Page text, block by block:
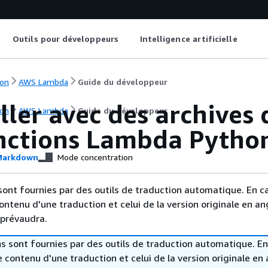
Outils pour développeurs Intelligence artificielle
AWS Lambda Guide du développeur
AWS Lambda Guide du développeur
avec des
Lambda
Mode concentration
fournies par des outils de traduction automatique. En
d'une traduction et celui de la version originale en
sont fournies par des outils de traduction automatique.
d'une traduction et celui de la version originale en